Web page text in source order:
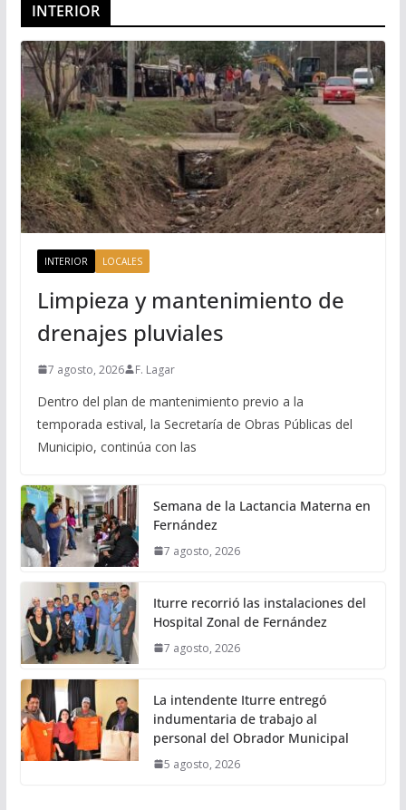
INTERIOR
INTERIOR LOCALES
Limpieza y mantenimiento de
drenajes pluviales
7 agosto, 2026 F. Lagar
Dentro del plan de mantenimiento previo a la
temporada estival, la Secretaría de Obras Públicas del
Municipio, continúa con las
Semana de la Lactancia Materna en
Fernández
7 agosto, 2026
Iturre recorrió las instalaciones del
Hospital Zonal de Fernández
7 agosto, 2026
La intendente Iturre entregó
indumentaria de trabajo al
personal del Obrador Municipal
5 agosto, 2026